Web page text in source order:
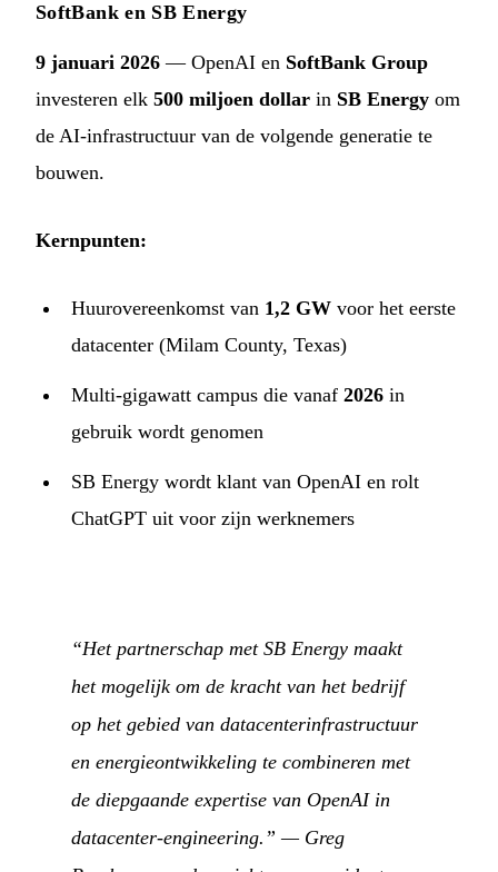
SoftBank en SB Energy
9 januari 2026 — OpenAI en SoftBank Group
investeren elk 500 miljoen dollar in SB Energy om
de AI-infrastructuur van de volgende generatie te
bouwen.
Kernpunten:
Huurovereenkomst van 1,2 GW voor het eerste
datacenter (Milam County, Texas)
Multi-gigawatt campus die vanaf 2026 in
gebruik wordt genomen
SB Energy wordt klant van OpenAI en rolt
ChatGPT uit voor zijn werknemers
“Het partnerschap met SB Energy maakt
het mogelijk om de kracht van het bedrijf
op het gebied van datacenterinfrastructuur
en energieontwikkeling te combineren met
de diepgaande expertise van OpenAI in
datacenter-engineering.” — Greg